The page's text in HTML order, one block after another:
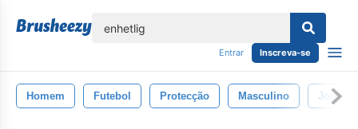
Entrar Inscreva-se
Homem Futebol Protecção Masculino Jogos